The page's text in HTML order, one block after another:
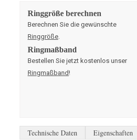
Ringgröße berechnen
Berechnen Sie die gewünschte
Ringgröße.
Ringmaßband
Bestellen Sie jetzt kostenlos unser
Ringmaßband!
Technische Daten Eigenschaften